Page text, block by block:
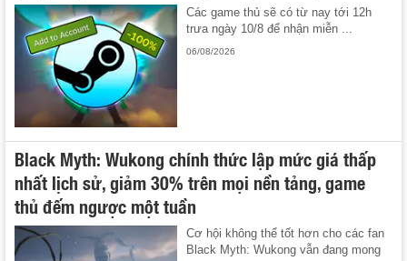
Các game thủ sẽ có từ nay tới 12h
trưa ngày 10/8 để nhận miễn ...
06/08/2026
Black Myth: Wukong chính thức lập mức giá thấp
nhất lịch sử, giảm 30% trên mọi nền tảng, game
thủ đếm ngược một tuần
Cơ hội không thể tốt hơn cho các fan
Black Myth: Wukong vẫn đang mong